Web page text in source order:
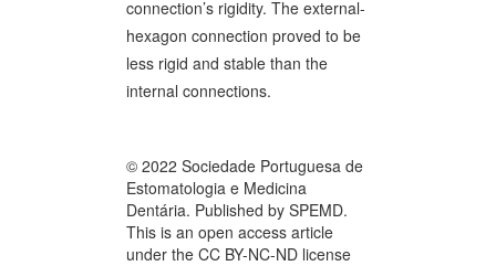
connection’s rigidity. The external-
hexagon connection proved to be
less rigid and stable than the
internal connections.
© 2022 Sociedade Portuguesa de
Estomatologia e Medicina
Dentária. Published by SPEMD.
This is an open access article
under the CC BY-NC-ND license